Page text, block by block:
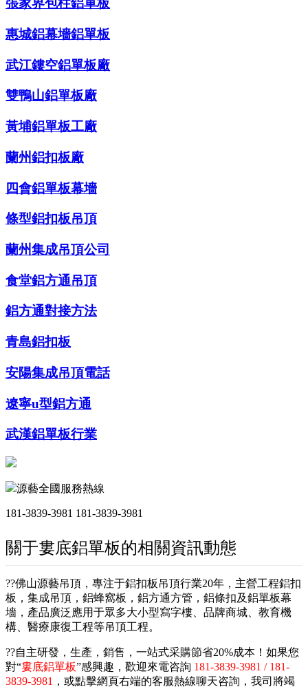
張家界包柱鋁單板
惠城鋁幕墻鋁單板
武江鏤空鋁單板廠
雙鴨山鋁單板廠
黃埔鋁單板工廠
蘭州鋁扣板廠
四會鋁單板幕墻
條型鋁扣板吊頂
蘭州集成吊頂公司
食堂鋁方通吊頂
鋁方通對接方法
青島鋁扣板
安陽集成吊頂電話
遼寧u型鋁方通
武漢鋁單板行業
源藝全國服務熱線
181-3839-3981 181-3839-3981
關于婁底鋁單板的相關資訊動態
??佛山源藝吊頂，專注于鋁扣板吊頂行業20年，主營工程鋁扣
板，集成吊頂，鋁蜂窩板，鋁方通方管，鋁條扣及鋁單板幕
墻，產品廣泛應用于眾多大小型寫字樓、品牌商城、教育機
構、醫療康復工程等吊頂工程。
??自主研發，生產，銷售，一站式采購節省20%成本！如果您
對“婁底鋁單板”感興趣，歡迎來電咨詢 181-3839-3981 / 181-
3839-3981 ，或點擊網頁右端的客服熱線聊天咨詢，我司將竭